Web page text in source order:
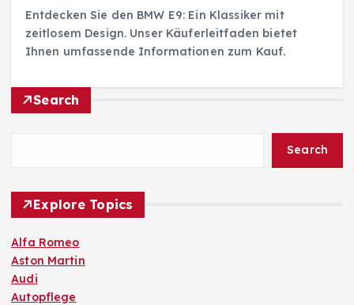
Entdecken Sie den BMW E9: Ein Klassiker mit
zeitlosem Design. Unser Käuferleitfaden bietet
Ihnen umfassende Informationen zum Kauf.
Search
Search
Explore Topics
Alfa Romeo
Aston Martin
Audi
Autopflege